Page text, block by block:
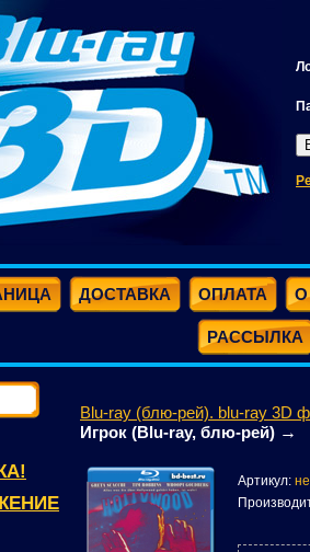
ДОСТАВКА ОПЛАТА О
РАССЫЛКА
Blu-ray (блю-рей). blu-ray 3D
Игрок (Blu-ray, блю-рей) →
Артикул: